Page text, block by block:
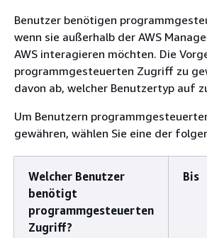
Benutzer benötigen
wenn sie außerhalb der AWS
AWS interagieren möchten. Die
programmgesteuerten Zugriff zu
davon ab, welcher Benutzertyp auf
Um Benutzern
gewähren, wählen Sie eine der
Welcher Benutzer
benötigt
programmgesteuerten
Zugriff?
Bis